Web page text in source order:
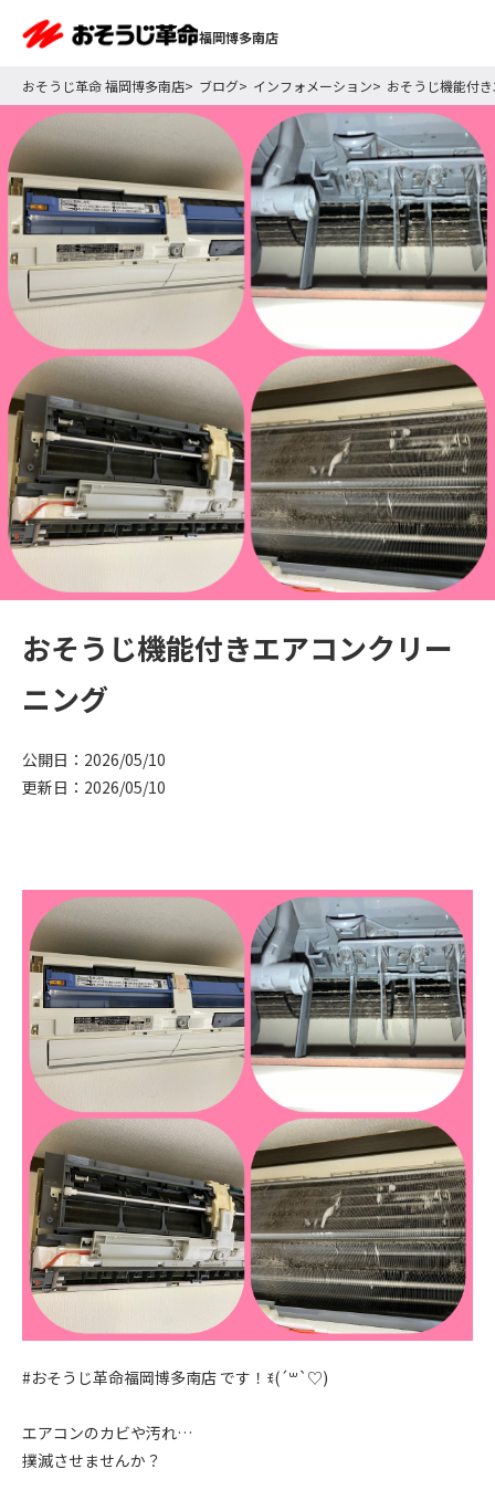
福岡博多南店
おそうじ革命 福岡博多南店 ブログ インフォメーション おそうじ機能付
おそうじ機能付きエアコンクリー
ニング
公開日：2026/05/10
更新日：2026/05/10
#おそうじ革命福岡博多南店 です！ꉂ(´꒳`♡)
エアコンのカビや汚れ…
撲滅させませんか？